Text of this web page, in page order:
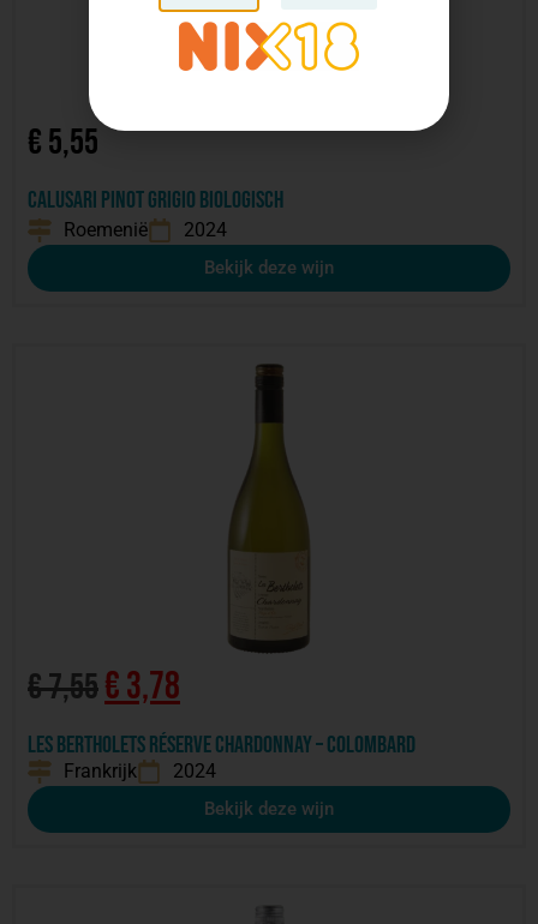
€5,55
Calusari Pinot Grigio biologisch
Roemenië 2024
Bekijk deze wijn
€7,55€3,78
Les Bertholets Réserve Chardonnay – colombard
Frankrijk 2024
Bekijk deze wijn